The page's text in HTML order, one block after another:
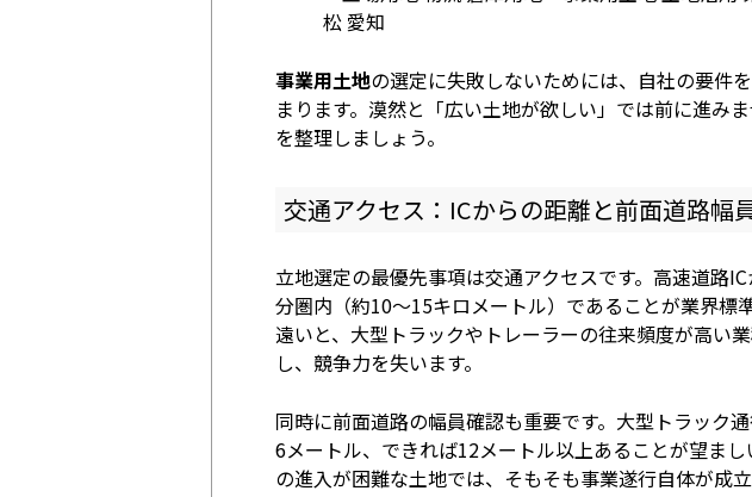
事業用土地の選定に失敗しないためには、自社の要件
まります。漠然と「広い土地が欲しい」では前に進み
を整理しましょう。
交通アクセス：ICからの距離と前面道路幅
立地選定の最優先事項は交通アクセスです。高速道路
分圏内（約10～15キロメートル）であることが業界標
遠いと、大型トラックやトレーラーの往来頻度が高い
し、競争力を失います。
同時に前面道路の幅員確認も重要です。大型トラック
6メートル、できれば12メートル以上あることが望ま
の進入が困難な土地では、そもそも事業遂行自体が成立